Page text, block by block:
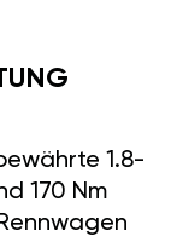
1.8-
170 Nm